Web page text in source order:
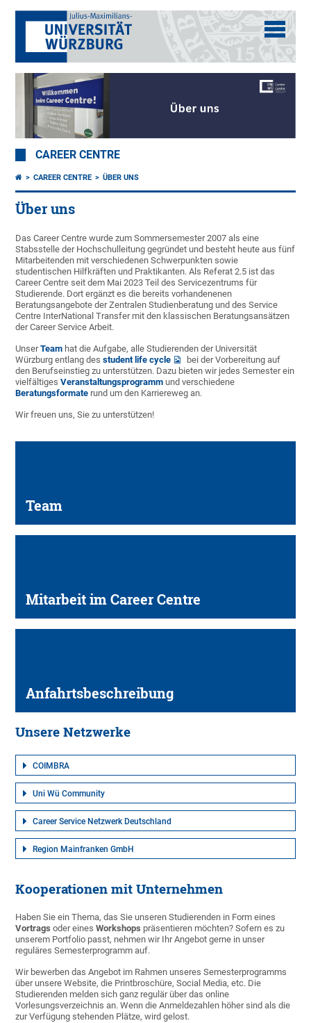
CAREER CENTRE
CAREER CENTRE ÜBER UNS
Über uns
Das Career Centre wurde zum Sommersemester 2007 als eine
Stabsstelle der Hochschulleitung gegründet und besteht heute aus fünf
Mitarbeitenden mit verschiedenen Schwerpunkten sowie
studentischen Hilfkräften und Praktikanten. Als Referat 2.5 ist das
Career Centre seit dem Mai 2023 Teil des Servicezentrums für
Studierende. Dort ergänzt es die bereits vorhandenenen
Beratungsangebote der Zentralen Studienberatung und des Service
Centre InterNational Transfer mit den klassischen Beratungsansätzen
der Career Service Arbeit.
UnserTeam hat die Aufgabe, alle Studierenden der Universität
Würzburg entlang desstudent life cycle
bei der Vorbereitung auf
den Berufseinstieg zu unterstützen. Dazu bieten wir jedes Semester ein
vielfältigesVeranstaltungsprogramm und verschiedene
Beratungsformate rund um den Karriereweg an.
Wir freuen uns, Sie zu unterstützen!
Team
Mitarbeit im Career Centre
Anfahrtsbeschreibung
Unsere Netzwerke
COIMBRA
Uni Wü Community
Career Service Netzwerk Deutschland
Region Mainfranken GmbH
Kooperationen mit Unternehmen
Haben Sie ein Thema, das Sie unseren Studierenden in Form eines
Vortragsoder einesWorkshops präsentieren möchten? Sofern es zu
unserem Portfolio passt, nehmen wir Ihr Angebot gerne in unser
reguläres Semesterprogramm auf.
Wir bewerben das Angebot im Rahmen unseres Semesterprogramms
über unsere Website, die Printbroschüre, Social Media, etc. Die
Studierenden melden sich ganz regulär über das online
Vorlesungsverzeichnis an. Wenn die Anmeldezahlen höher sind als die
zur Verfügung stehenden Plätze, wird gelost.